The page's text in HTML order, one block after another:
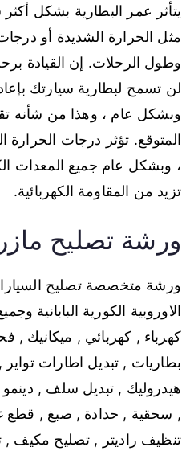
يتأثر عمر البطارية بشكل
مثل الحرارة الشديدة أو
وطول الرحلات. إن القيادة
لن تسمح لبطارية سيارتك
وبشكل عام ، وهذا من شأنه
المتوقع. تؤثر درجات الحرارة
، وبشكل عام جميع المعدات
تزيد من المقاومة الكهربائية.
ورشة تصليح
ورشة متخصصة تصليح السيارات
الاوروبية الكورية البابانية
كهرباء , كهربائي , ميكانيك ,
بطاريات , تبديل اطارات
هيدروليك , تبديل سلف ,
, سحقية , حدادة , صبغ , قطع
تنظيف راديتر , تصليح مكيف ,